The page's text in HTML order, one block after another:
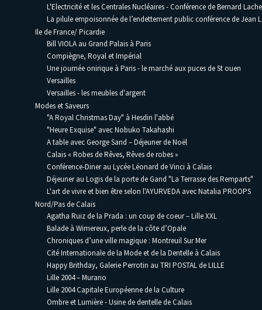
L'Electricité et les Centrales Nucléaires - Conférence de Bernard
La pilule empoisonnée de l’endettement public conférence de Jean
Ile de France/ Picardie
Bill VIOLA au Grand Palais à Paris
Compiègne, Royal et Impérial
Une journée onirique à Paris - le marché aux puces de St ouen
Versailles
Versailles - les meubles d'argent
Modes et Saveurs
"A Royal Christmas Day" à Hesdin l'abbé
"Heure Exquise" avec Nobuko Takahashi
A table avec George Sand – Déjeuner de Noël
Calais « Robes de Rêves, Rêves de robes »
Conférence-Diner au Lycée Léonard de Vinci à Calais
Déjeuner au Logis de la porte de Gand "La Terrasse des Remparts"
L'art de vivre et bien être selon l'AYURVEDA avec Natalia PROOPS
Nord/Pas de Calais
Agatha Ruiz de la Prada : un coup de coeur – Lille XXL
Balade à Wimereux, perle de la côte d’Opale
Chroniques d’une ville magique : Montreuil Sur Mer
Cité Internationale de la Mode et de la Dentelle à Calais
Happy Brithday, Galerie Perrotin au TRI POSTAL de LILLE
Lille 2004 – Murano
Lille 2004 Capitale Européenne de la Culture
Ombre et Lumière - Usine de dentelle de Calais